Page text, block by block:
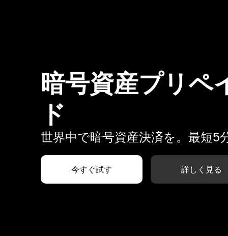
暗号資産プリペ
ド
世界中で暗号資産決済を。最短5
今すぐ試す 詳しく見る